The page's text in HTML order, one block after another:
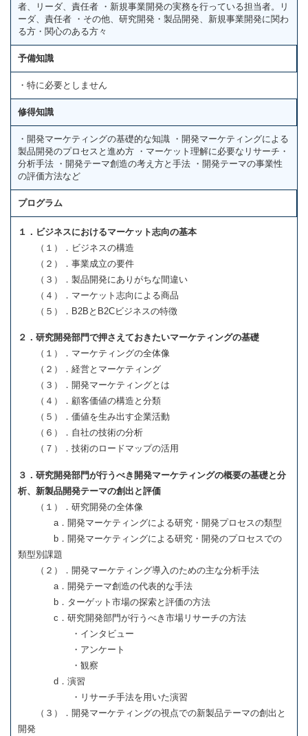
者、リーダ、責任者 ・新規事業開発の実務を行っている担当者。リ
ーダ、責任者 ・その他、研究開発・製品開発、新規事業開発に関わ
る方・関心のある方々
予備知識
・特に必要としません
修得知識
・開発マーケティングの基礎的な知識 ・開発マーケティングによる
製品開発のプロセスと進め方 ・マーケット理解に必要なリサーチ・
分析手法 ・開発テーマ創造の考え方と手法 ・開発テーマの事業性
の評価方法など
プログラム
１．ビジネスにおけるマーケット志向の基本
（１）．ビジネスの構造
（２）．事業成立の要件
（３）．製品開発にありがちな間違い
（４）．マーケット志向による商品
（５）．B2BとB2Cビジネスの特徴
２．研究開発部門で押さえておきたいマーケティングの基礎
（１）．マーケティングの全体像
（２）．経営とマーケティング
（３）．開発マーケティングとは
（４）．顧客価値の構造と分類
（５）．価値を生み出す企業活動
（６）．自社の技術の分析
（７）．技術のロードマップの活用
３．研究開発部門が行うべき開発マーケティングの概要の基礎と分
析、新製品開発テーマの創出と評価
（１）．研究開発の全体像
a．開発マーケティングによる研究・開発プロセスの類型
b．開発マーケティングによる研究・開発のプロセスでの
類型別課題
（２）．開発マーケティング導入のための主な分析手法
a．開発テーマ創造の代表的な手法
b．ターゲット市場の探索と評価の方法
c．研究開発部門が行うべき市場リサーチの方法
・インタビュー
・アンケート
・観察
d．演習
・リサーチ手法を用いた演習
（３）．開発マーケティングの視点での新製品テーマの創出と
開発